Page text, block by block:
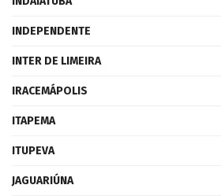
INDEPENDENTE
INTER DE LIMEIRA
IRACEMÁPOLIS
ITAPEMA
ITUPEVA
JAGUARIÚNA